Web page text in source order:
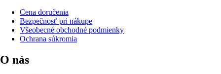
Cena doručenia
Bezpečnosť pri nákupe
Všeobecné obchodné podmienky
Ochrana súkromia
O nás